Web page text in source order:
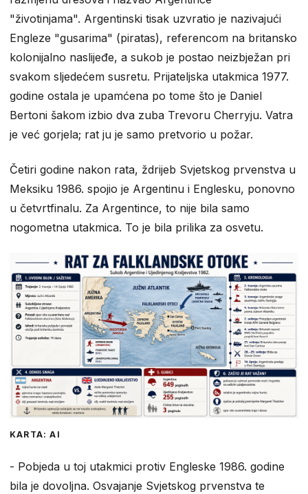
"životinjama". Argentinski tisak uzvratio je nazivajući
Engleze "gusarima" (piratas), referencom na britansko
kolonijalno naslijeđe, a sukob je postao neizbježan pri
svakom sljedećem susretu. Prijateljska utakmica 1977.
godine ostala je upamćena po tome što je Daniel
Bertoni šakom izbio dva zuba Trevoru Cherryju. Vatra
je već gorjela; rat ju je samo pretvorio u požar.
Četiri godine nakon rata, ždrijeb Svjetskog prvenstva u
Meksiku 1986. spojio je Argentinu i Englesku, ponovno
u četvrtfinalu. Za Argentince, to nije bila samo
nogometna utakmica. To je bila prilika za osvetu.
KARTA: AI
- ​Pobjeda u toj utakmici protiv Engleske 1986. godine
bila je dovoljna. Osvajanje Svjetskog prvenstva te